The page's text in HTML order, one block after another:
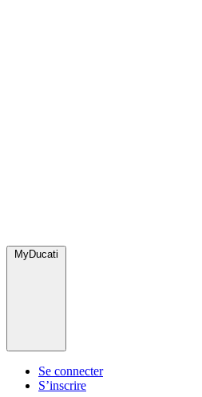
MyDucati
Se connecter
S’inscrire